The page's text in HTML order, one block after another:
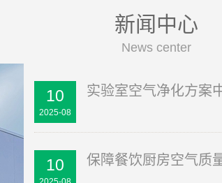
新闻中心
News center
10
2025-08
实验室空气净化方案
10 保障餐饮厨房空气质